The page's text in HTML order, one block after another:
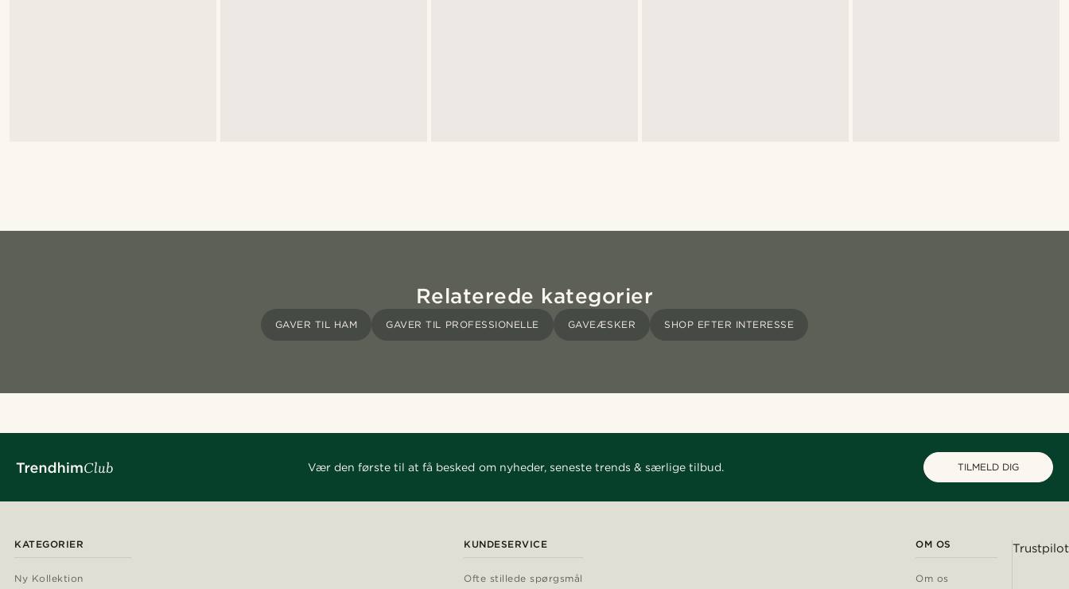
Relaterede kategorier
GAVER TIL HAM GAVER TIL PROFESSIONELLE GAVEÆSKER SHOP EFTER INTERESSE
Vær den første til at få besked om nyheder, seneste trends & særlige tilbud. TILMELD DIG
KATEGORIER
Ny Kollektion
KUNDESERVICE
Ofte stillede spørgsmål
OM OS
Om os
Trustpilot